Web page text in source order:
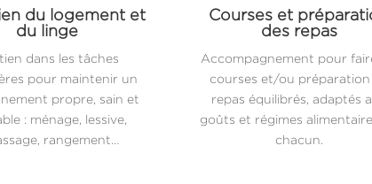
du logement et
du linge
dans les tâches
pour maintenir un
propre, sain et
: ménage, lessive,
rangement…
Courses et
des repas
Accompagnement pour
courses et/ou préparation
repas équilibrés, adaptés
goûts et régimes
chacun.